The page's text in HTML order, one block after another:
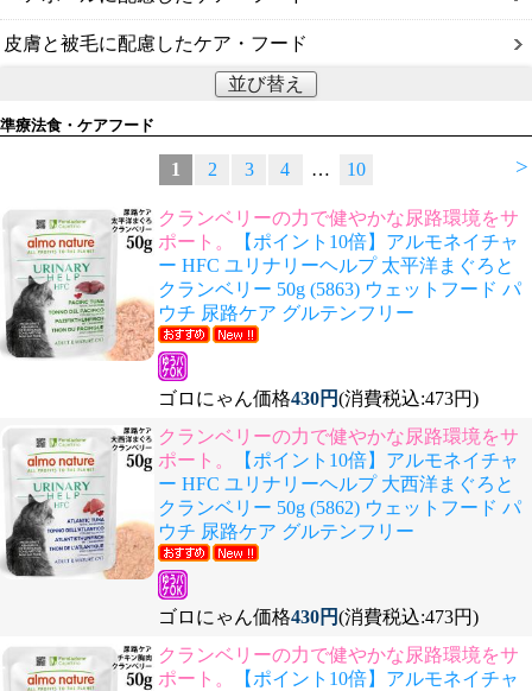
皮膚と被毛に配慮したケア・フード
並び替え
準療法食・ケアフード
>
1 2 3 4 … 10
クランベリーの力で健やかな尿路環境をサ
ポート。
【ポイント10倍】アルモネイチャ
ー HFC ユリナリーヘルプ 太平洋まぐろと
クランベリー 50g (5863) ウェットフード パ
ウチ 尿路ケア グルテンフリー
ゴロにゃん価格430円(消費税込:473円)
クランベリーの力で健やかな尿路環境をサ
ポート。
【ポイント10倍】アルモネイチャ
ー HFC ユリナリーヘルプ 大西洋まぐろと
クランベリー 50g (5862) ウェットフード パ
ウチ 尿路ケア グルテンフリー
ゴロにゃん価格430円(消費税込:473円)
クランベリーの力で健やかな尿路環境をサ
ポート。
【ポイント10倍】アルモネイチャ